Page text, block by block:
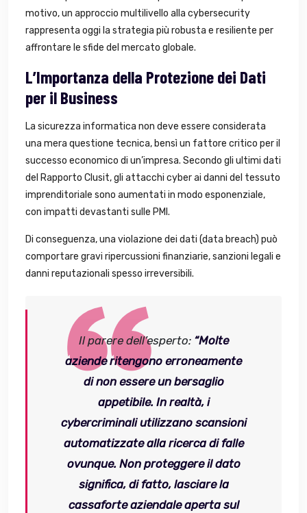
motivo, un approccio multilivello alla cybersecurity
rappresenta oggi la strategia più robusta e resiliente per
affrontare le sfide del mercato globale.
L’Importanza della Protezione dei Dati
per il Business
La sicurezza informatica non deve essere considerata
una mera questione tecnica, bensì un fattore critico per il
successo economico di un’impresa. Secondo gli ultimi dati
del Rapporto Clusit, gli attacchi cyber ai danni del tessuto
imprenditoriale sono aumentati in modo esponenziale,
con impatti devastanti sulle PMI.
Di conseguenza, una violazione dei dati (data breach) può
comportare gravi ripercussioni finanziarie, sanzioni legali e
danni reputazionali spesso irreversibili.
Il parere dell’esperto: “Molte
aziende ritengono erroneamente
di non essere un bersaglio
appetibile. In realtà, i
cybercriminali utilizzano scansioni
automatizzate alla ricerca di falle
ovunque. Non proteggere il dato
significa, di fatto, lasciare la
cassaforte aziendale aperta sul